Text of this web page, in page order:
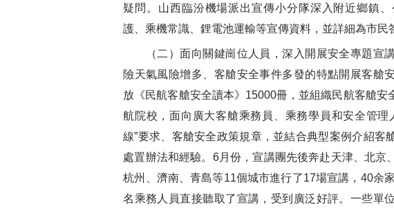
疑問。山西臨汾機場派出宣傳小分隊深入附近鄉鎮
護、乘機常識、鋰電池運輸等宣傳資料，並詳細為市民
（二）面向關鍵崗位人員，深入開展安全專題宣
險天氣風險增多、客艙安全事件多發的特點開展客艙
放《民航客艙安全讀本》15000冊，並組織民航客艙安
航院校，面向廣大客艙乘務員、乘務學員和安全管理
線”要求、客艙安全政策規章，並結合典型案例介紹客
處置辦法和經驗。6月份，宣講團先後奔赴天津、北京
杭州、濟南、青島等11個城市進行了17場宣講，40余
名乘務人員直接聽取了宣講，受到廣泛好評。一些單